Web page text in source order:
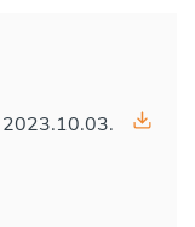
2023.10.03.